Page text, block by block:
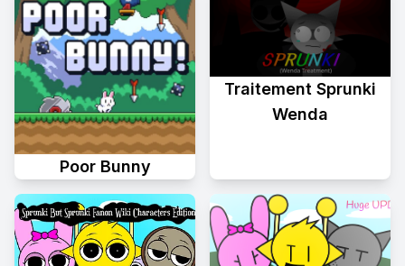
Poor Bunny
Traitement Sprunki
Wenda